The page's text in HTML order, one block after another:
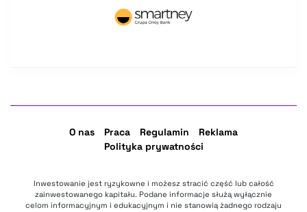
O nas Praca Regulamin
Reklama
Polityka prywatności
Inwestowanie jest ryzykowne i możesz stracić część lub całość
zainwestowanego kapitału. Podane informacje służą wyłącznie
celom informacyjnym i edukacyjnym i nie stanowią żadnego rodzaju